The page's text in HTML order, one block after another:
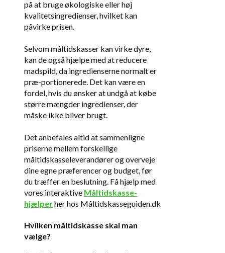
på at bruge økologiske eller høj
kvalitetsingredienser, hvilket kan
påvirke prisen.
Selvom måltidskasser kan virke dyre,
kan de også hjælpe med at reducere
madspild, da ingredienserne normalt er
præ-portionerede. Det kan være en
fordel, hvis du ønsker at undgå at købe
større mængder ingredienser, der
måske ikke bliver brugt.
Det anbefales altid at sammenligne
priserne mellem forskellige
måltidskasseleverandører og overveje
dine egne præferencer og budget, før
du træffer en beslutning. Få hjælp med
vores interaktive Måltidskasse-
hjælperher hos Måltidskasseguiden.dk
Hvilken måltidskasse skal man
vælge?